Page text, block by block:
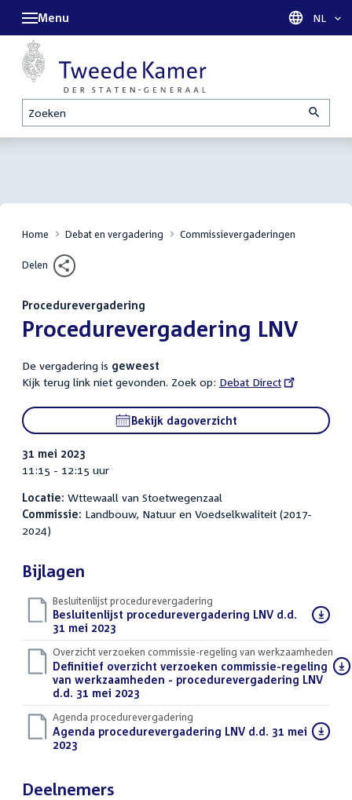
Zoeken
Menu Taal
NL
Home Debat en vergadering Commissievergaderingen
Delen
Procedurevergadering
:Procedurevergadering LNV
De vergadering is geweest
Kijk terug link niet gevonden. Zoek op: External
Debat Direct
Bekijk dagoverzicht
31 mei 2023
11:15 - 12:15 uur
Locatie: Wttewaall van Stoetwegenzaal
Commissie: Landbouw, Natuur en Voedselkwaliteit (2017-
2024)
Bijlagen
Besluitenlijst procedurevergadering
Download
bestand:
Besluitenlijst procedurevergadering LNV d.d.
31 mei 2023
Overzicht verzoeken commissie-regeling van werkzaamheden
Download
bestand:
Definitief overzicht verzoeken commissie-regeling
van werkzaamheden - procedurevergadering LNV
d.d. 31 mei 2023
Agenda procedurevergadering
Download
bestand:
Agenda procedurevergadering LNV d.d. 31 mei
2023
Deelnemers